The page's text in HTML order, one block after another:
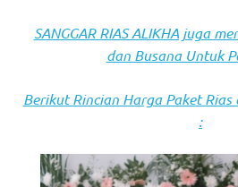
now
https://
visit
SANGGAR RIAS ALIKHA juga
dan Busana Untuk
Berikut Rincian Harga Paket
: